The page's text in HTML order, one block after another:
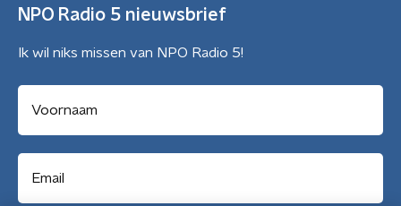
NPO Radio 5 nieuwsbrief
Ik wil niks missen van NPO Radio 5!